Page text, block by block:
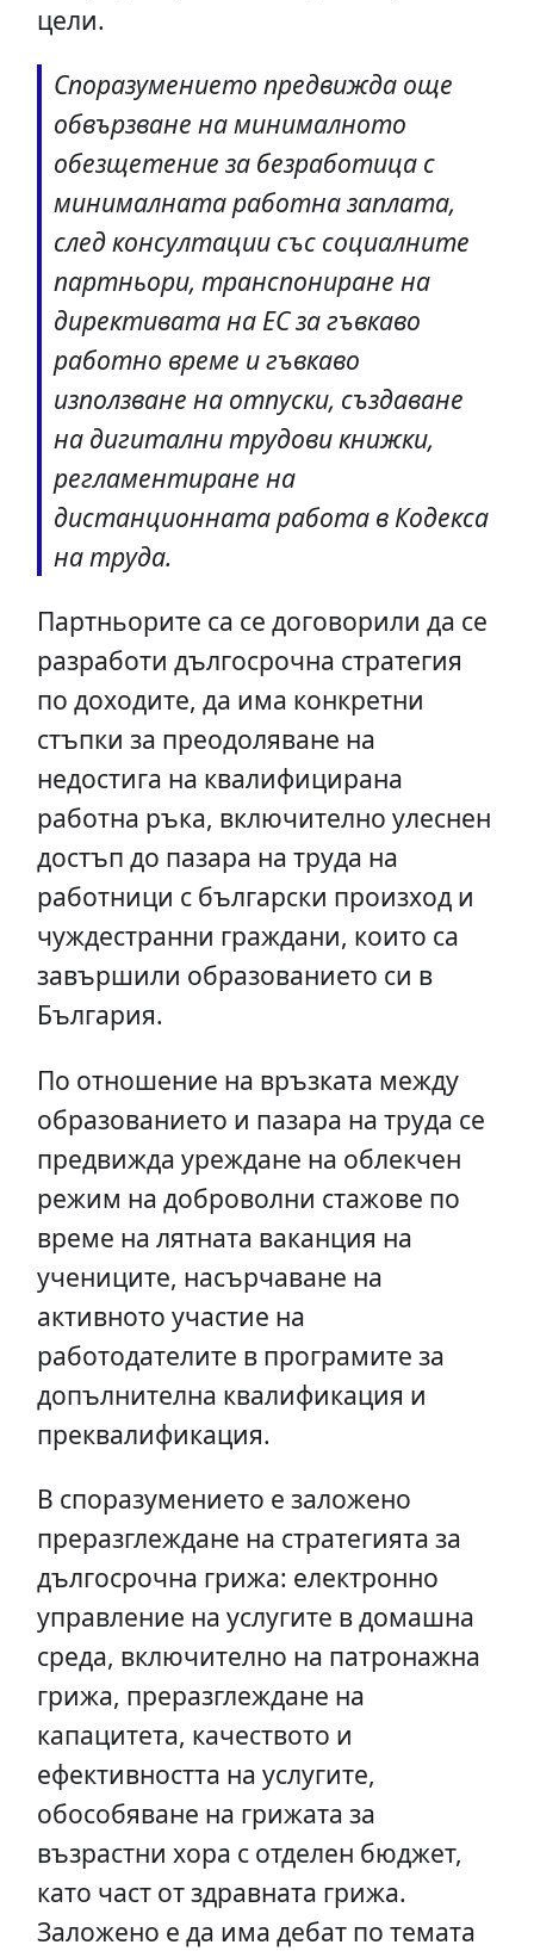
цели.
Споразумението предвижда още
обвързване на минималното
обезщетение за безработица с
минималната работна заплата,
след консултации със социалните
партньори, транспониране на
директивата на ЕС за гъвкаво
работно време и гъвкаво
използване на отпуски, създаване
на дигитални трудови книжки,
регламентиране на
дистанционната работа в Кодекса
на труда.
Партньорите са се договорили да се
разработи дългосрочна стратегия
по доходите, да има конкретни
стъпки за преодоляване на
недостига на квалифицирана
работна ръка, включително улеснен
достъп до пазара на труда на
работници с български произход и
чуждестранни граждани, които са
завършили образованието си в
България.
По отношение на връзката между
образованието и пазара на труда се
предвижда уреждане на облекчен
режим на доброволни стажове по
време на лятната ваканция на
учениците, насърчаване на
активното участие на
работодателите в програмите за
допълнителна квалификация и
преквалификация.
В споразумението е заложено
преразглеждане на стратегията за
дългосрочна грижа: електронно
управление на услугите в домашна
среда, включително на патронажна
грижа, преразглеждане на
капацитета, качеството и
ефективността на услугите,
обособяване на грижата за
възрастни хора с отделен бюджет,
като част от здравната грижа.
Заложено е да има дебат по темата